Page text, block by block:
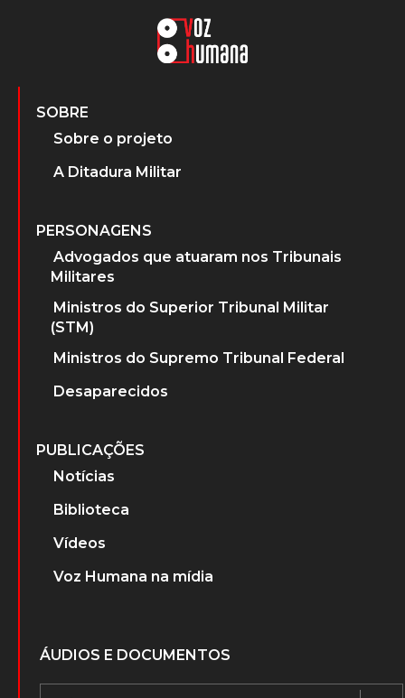
SOBRE
Sobre o projeto
A Ditadura Militar
PERSONAGENS
Advogados que atuaram nos Tribunais
Militares
Ministros do Superior Tribunal Militar
(STM)
Ministros do Supremo Tribunal Federal
Desaparecidos
PUBLICAÇÕES
Notícias
Biblioteca
Vídeos
Voz Humana na mídia
ÁUDIOS E DOCUMENTOS